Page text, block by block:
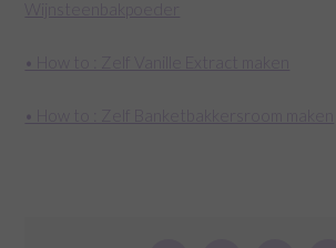
• How to : Zelf Vanille Extract maken
• How to : Zelf Banketbakkersroom maken